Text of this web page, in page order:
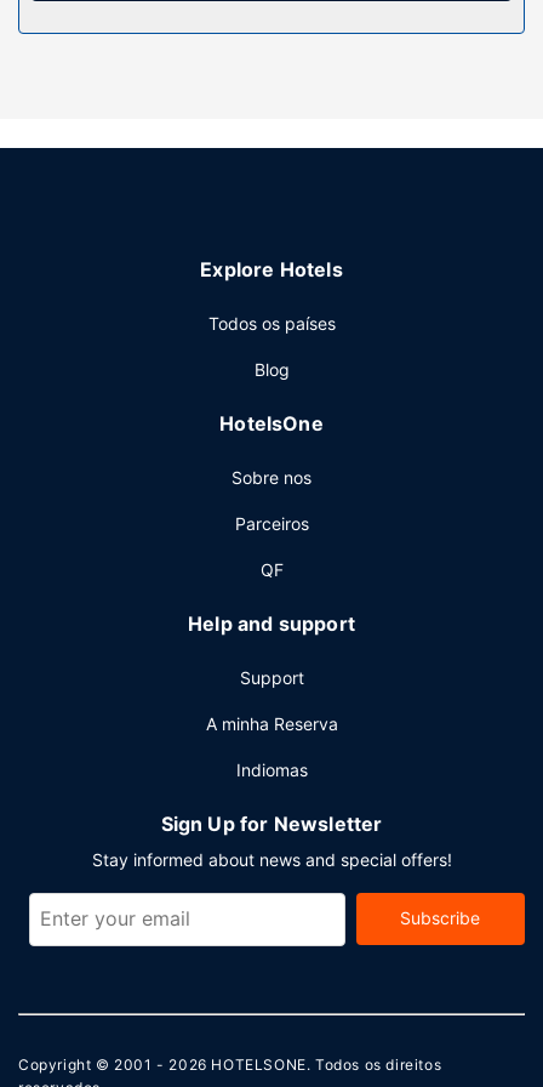
Explore Hotels
Todos os países
Blog
HotelsOne
Sobre nos
Parceiros
QF
Help and support
Support
A minha Reserva
Indiomas
Sign Up for Newsletter
Stay informed about news and special offers!
Subscribe
Copyright © 2001 - 2026 HOTELSONE. Todos os direitos